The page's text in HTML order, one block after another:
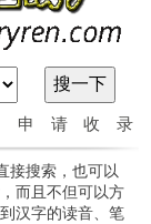
申请收录
接搜索，也可以
而且不但可以方
汉字的读音、笔